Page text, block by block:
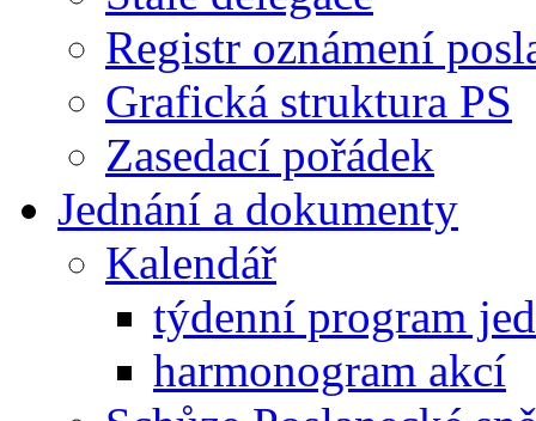
Registr oznámení
Grafická struktura PS
Zasedací pořádek
Jednání a dokumenty
Kalendář
týdenní program
harmonogram akcí